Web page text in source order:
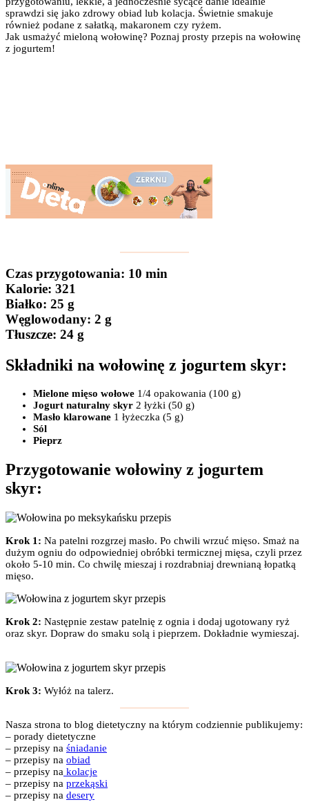
sprawdzi się jako zdrowy obiad lub kolacja. Świetnie smakuje
również podane z sałatką, makaronem czy ryżem.
Jak usmażyć mieloną wołowinę? Poznaj prosty przepis na wołowinę
z jogurtem!
Czas przygotowania: 10 min
Kalorie: 321
Białko: 25 g
Węglowodany: 2 g
Tłuszcze: 24 g
Składniki na wołowinę z jogurtem skyr:
Mielone mięso wołowe 1/4 opakowania (100 g)
Jogurt naturalny skyr 2 łyżki (50 g)
Masło klarowane 1 łyżeczka (5 g)
Sól
Pieprz
Przygotowanie wołowiny z jogurtem
skyr:
Krok 1: Na patelni rozgrzej masło. Po chwili wrzuć mięso. Smaż na
dużym ogniu do odpowiedniej obróbki termicznej mięsa, czyli przez
około 5-10 min. Co chwilę mieszaj i rozdrabniaj drewnianą łopatką
mięso.
Krok 2: Następnie zestaw patelnię z ognia i dodaj ugotowany ryż
oraz skyr. Dopraw do smaku solą i pieprzem. Dokładnie wymieszaj.
Krok 3: Wyłóż na talerz.
Nasza strona to blog dietetyczny na którym codziennie publikujemy:
– porady dietetyczne
– przepisy na śniadanie
– przepisy na obiad
– przepisy na kolacje
– przepisy na przekąski
– przepisy na desery